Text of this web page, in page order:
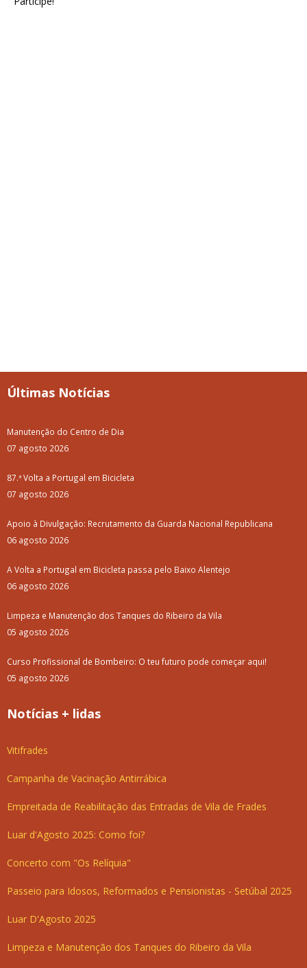
Últimas Notícias
Manutenção do Centro de Dia
07 agosto 2026
87.ª Volta a Portugal em Bicicleta
07 agosto 2026
Apoio à Divulgação: Recrutamento da Guarda Nacional Republicana
06 agosto 2026
A Volta a Portugal em Bicicleta passa pelo Baixo Alentejo
06 agosto 2026
Limpeza e Manutenção dos Tanques do Ribeiro da Vila
05 agosto 2026
Curso Profissional de Bombeiro: O teu futuro pode começar aqui!
05 agosto 2026
Notícias + lidas
Vitifrades
Campanha de Vacinação Antirrábica
Empreitada de Reabilitação das Entradas de Vila de Frades
Luar d'Agosto 2025: Como foi?
Concerto com "Os Relíquia"
Passeio para Idosos, Reformados e Pensionistas - Setúbal 2025
Luar D'Agosto 2025
Limpeza e Manutenção dos Tanques do Ribeiro da Vila